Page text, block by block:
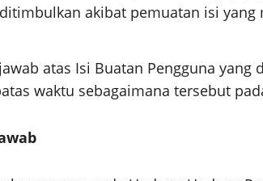
akibat pemuatan isi
atas Isi Buatan Pengguna
waktu sebagaimana tersebut